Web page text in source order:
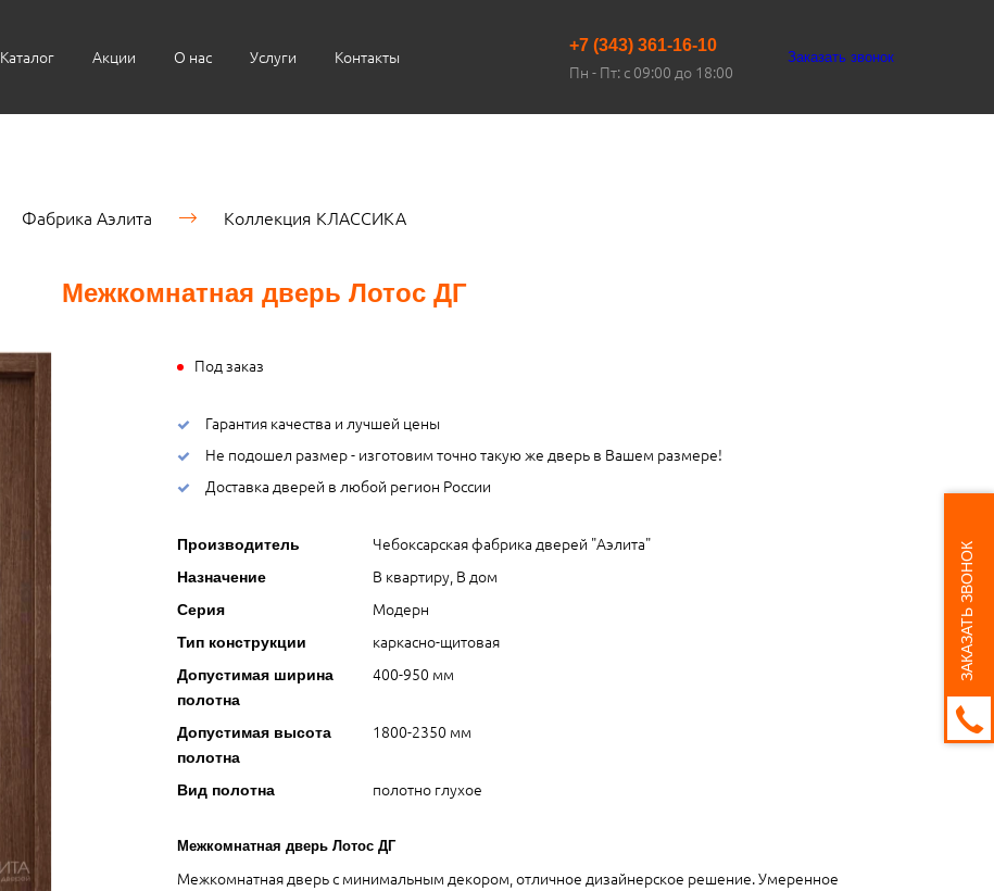
Каталог Акции О нас Услуги Контакты
+7 (343) 361-16-10
Пн - Пт: с 09:00 до 18:00
Заказать звонок
Фабрика Аэлита Коллекция КЛАССИКА
Межкомнатная дверь Лотос ДГ
Под заказ
Гарантия качества и лучшей цены
Не подошел размер - изготовим точно такую же дверь в Вашем размере!
Доставка дверей в любой регион России
Производитель Чебоксарская фабрика дверей "Аэлита"
Назначение В квартиру, В дом
Серия Модерн
Тип конструкции каркасно-щитовая
Допустимая ширина
полотна
400-950 мм
Допустимая высота
полотна
1800-2350 мм
Вид полотна полотно глухое
Межкомнатная дверь Лотос ДГ
Межкомнатная дверь с минимальным декором, отличное дизайнерское решение. Умеренное
ЗАКАЗАТЬ ЗВОНОК